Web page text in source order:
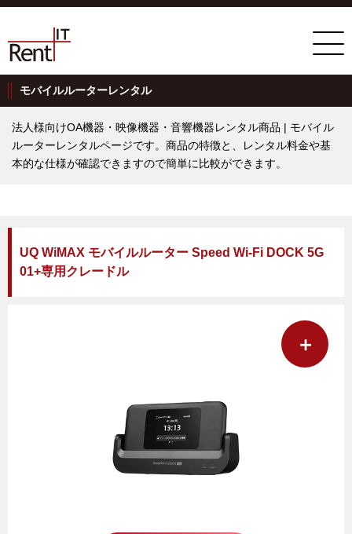
モバイルルーターレンタル
法人様向けOA機器・映像機器・音響機器レンタル商品 | モバイル
ルーターレンタルページです。商品の特徴と、レンタル料金や基
本的な仕様が確認できますので簡単に比較ができます。
UQ WiMAX モバイルルーター Speed Wi-Fi DOCK 5G
01+専用クレードル
＋